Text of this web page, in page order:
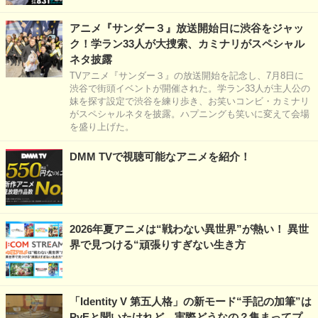
アニメ『サンダー３』放送開始日に渋谷をジャッ
ク！学ラン33人が大捜索、カミナリがスペシャル
ネタ披露
TVアニメ『サンダー３』の放送開始を記念し、7月8日に
渋谷で街頭イベントが開催された。学ラン33人が主人公の
妹を探す設定で渋谷を練り歩き、お笑いコンビ・カミナリ
がスペシャルネタを披露。ハプニングも笑いに変えて会場
を盛り上げた。
DMM TVで視聴可能なアニメを紹介！
2026年夏アニメは“戦わない異世界”が熱い！ 異世
界で見つける“頑張りすぎない生き方
「Identity V 第五人格」の新モード“手記の加筆”は